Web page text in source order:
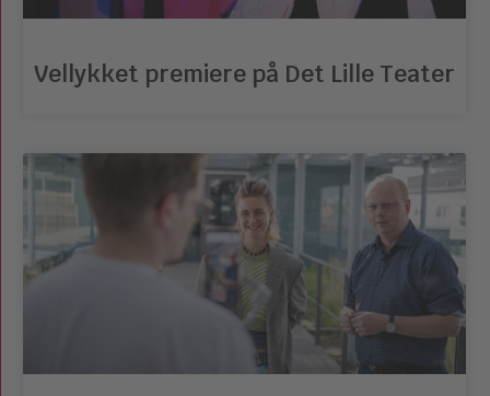
Vellykket premiere på Det Lille Teater